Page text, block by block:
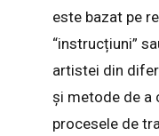
este bazat pe
“instrucțiuni”
artistei din
și metode de a
procesele de